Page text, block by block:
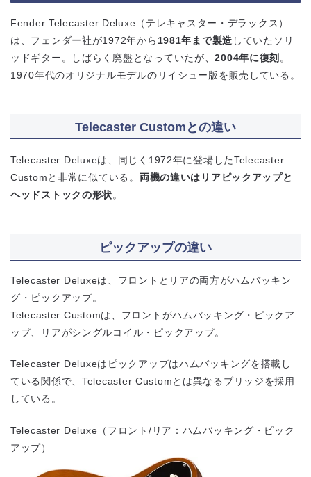
Fender Telecaster Deluxe（テレキャスター・デラックス）
は、フェンダー社が1972年から1981年まで製造 していたソリ
ッドギター。しばらく廃盤となっていたが、2004年に復刻 。
1970年代のオリジナルモデルのリイシュー版を販売している。
Telecaster Customとの違い
Telecaster Deluxeは、同じく1972年に登場したTelecaster
Customと非常に似ている。 両機の違いはリアピックアップと
ヘッドストックの形状。
ピックアップの違い
Telecaster Deluxeは、フロントとリアの両方がハムバッキン
グ・ピックアップ。
Telecaster Customは、フロントがハムバッキング・ピックア
ップ、リアがシングルコイル・ピックアップ。
Telecaster Deluxeはピックアップはハムバッキングを搭載し
ている関係で、Telecaster Customとは異なるブリッジを採用
している。
Telecaster Deluxe（フロント/リア：ハムバッキング・ピック
アップ）